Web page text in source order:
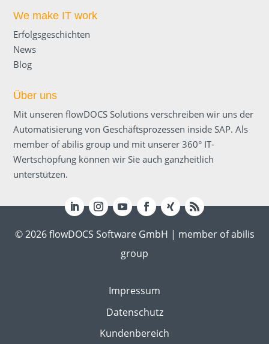
We make IT work
Erfolgsgeschichten
News
Blog
Über uns
Mit unseren flowDOCS Solutions verschreiben wir uns der
Automatisierung von Geschäftsprozessen inside SAP. Als
member of abilis group und mit unserer 360° IT-
Wertschöpfung können wir Sie auch ganzheitlich
unterstützen.
© 2026 flowDOCS Software GmbH | member of abilis
group
Impressum
Datenschutz
Kundenbereich